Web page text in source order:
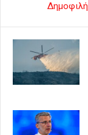
Δημοφιλή